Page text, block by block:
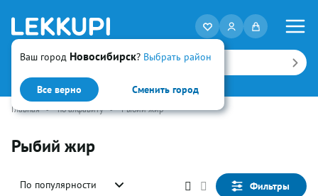
Ваш город Новосибирск? Выбрать район
Все верно Сменить город
Искать
Главная • по алфавиту • Рыбий жир
Рыбий жир
По популярности Фильтры